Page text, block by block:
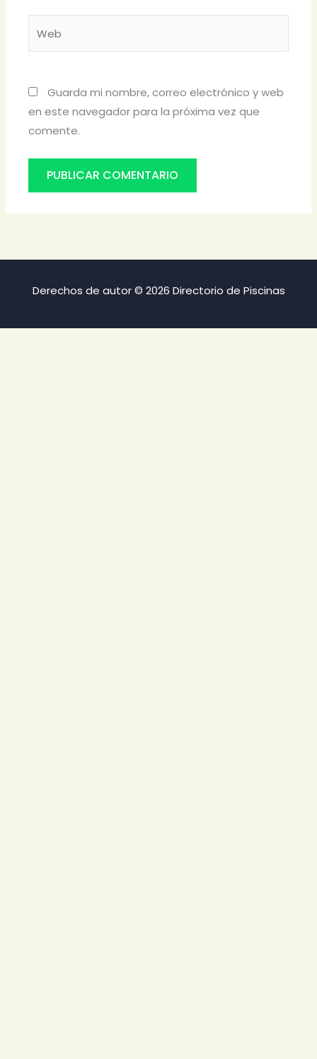
Guarda mi nombre, correo electrónico y web
en este navegador para la próxima vez que
comente.
Derechos de autor © 2026 Directorio de Piscinas